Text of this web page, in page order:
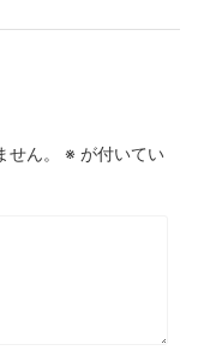
ん。 ※ が付いてい